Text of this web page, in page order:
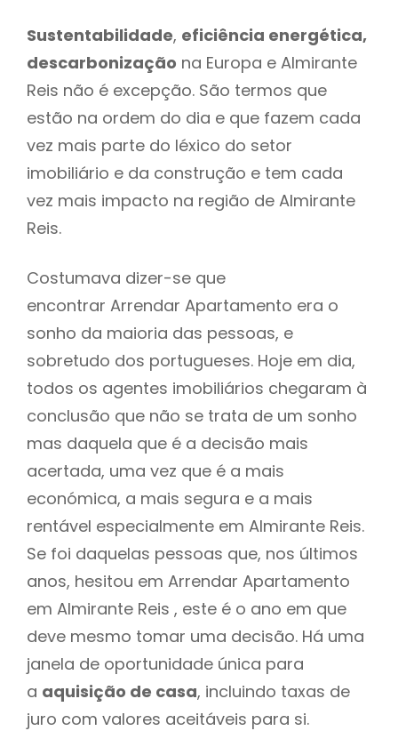
Sustentabilidade, eficiência energética,
descarbonização na Europa e Almirante
Reis não é excepção. São termos que
estão na ordem do dia e que fazem cada
vez mais parte do léxico do setor
imobiliário e da construção e tem cada
vez mais impacto na região de Almirante
Reis.
Costumava dizer-se que
encontrar Arrendar Apartamento era o
sonho da maioria das pessoas, e
sobretudo dos portugueses. Hoje em dia,
todos os agentes imobiliários chegaram à
conclusão que não se trata de um sonho
mas daquela que é a decisão mais
acertada, uma vez que é a mais
económica, a mais segura e a mais
rentável especialmente em Almirante Reis.
Se foi daquelas pessoas que, nos últimos
anos, hesitou em Arrendar Apartamento
em Almirante Reis , este é o ano em que
deve mesmo tomar uma decisão. Há uma
janela de oportunidade única para
a aquisição de casa, incluindo taxas de
juro com valores aceitáveis para si.